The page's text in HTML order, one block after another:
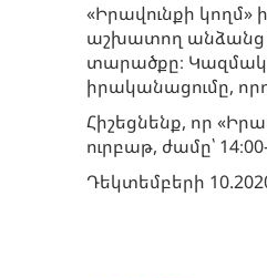
«Իրավունքի
աշխատող անձանց
տարածքը։
իրականացումը,
Հիշեցնենք, որ
ուրբաթ, ժամը՝
Դեկտեմբերի